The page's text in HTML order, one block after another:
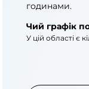
годинами.
Чий графік
У цій області є